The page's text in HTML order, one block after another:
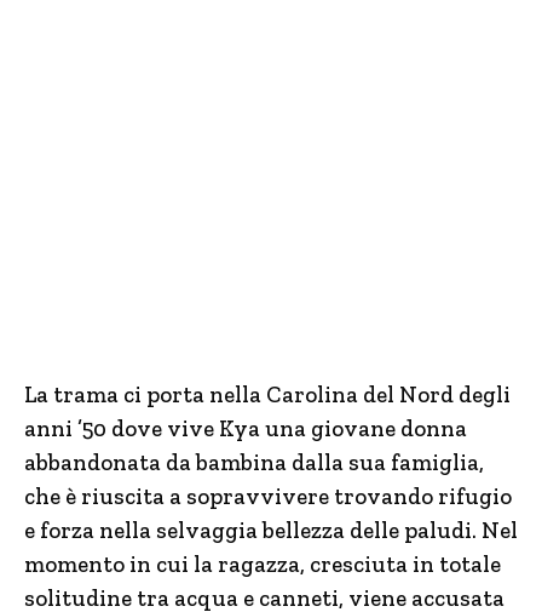
La trama ci porta nella Carolina del Nord degli
anni ’50 dove vive Kya una giovane donna
abbandonata da bambina dalla sua famiglia,
che è riuscita a sopravvivere trovando rifugio
e forza nella selvaggia bellezza delle paludi. Nel
momento in cui la ragazza, cresciuta in totale
solitudine tra acqua e canneti, viene accusata